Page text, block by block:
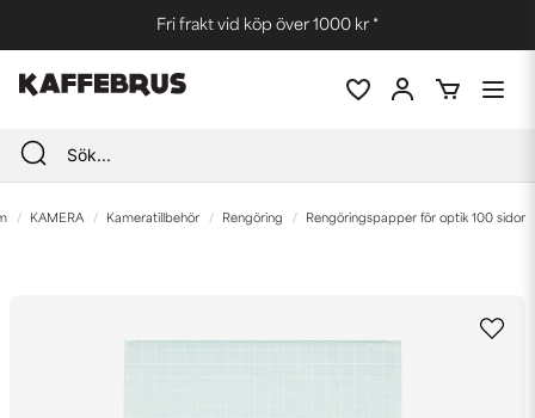
Fri frakt vid köp över 1000 kr *
KAMERA Kameratillbehör Rengöring Rengöringspapper för optik 100 sidor